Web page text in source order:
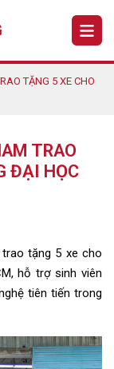
TẶNG 5 XE CHO
TRAO
ĐẠI HỌC
tặng 5 xe cho
hỗ trợ sinh viên
tiên tiến trong